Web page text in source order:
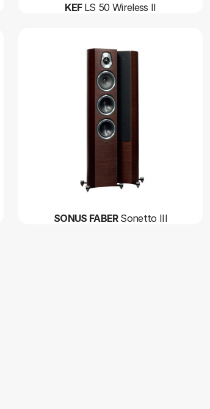
KEF LS 50 Wireless II
SONUS FABER Sonetto III